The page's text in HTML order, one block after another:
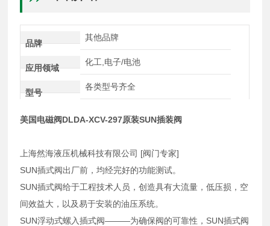
品牌
其他品牌
应用领域
化工,电子/电池
型号
各类型号齐全
美国电磁阀DLDA-XCV-297原装SUN插装阀
上海然海液压机械科技有限公司 [阀门专家]
SUN插式阀出厂前，均经完好的功能测试。
SUN插式阀给于工程技术人员，创造具有大流量，低压损，空
间效益大，以及易于安装的油压系统。
SUN浮动式螺入插式阀———为确保阀的可靠性，SUN插式阀